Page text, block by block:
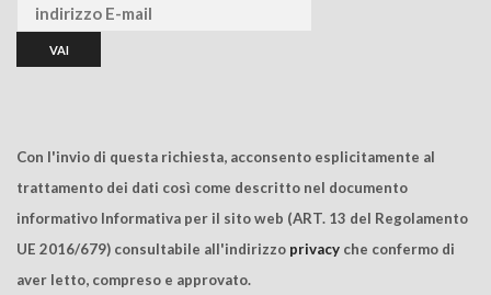
Con l'invio di questa richiesta, acconsento esplicitamente al
trattamento dei dati così come descritto nel documento
informativo Informativa per il sito web (ART. 13 del Regolamento
UE 2016/679) consultabile all'indirizzo privacy che confermo di
aver letto, compreso e approvato.